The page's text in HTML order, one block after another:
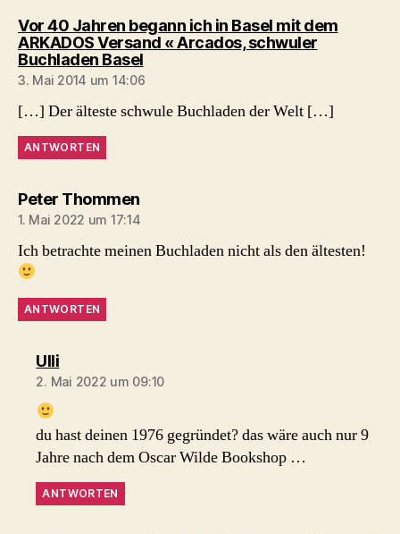
Vor 40 Jahren begann ich in Basel mit dem
ARKADOS Versand « Arcados, schwuler
Buchladen Baselsagt:
3. Mai 2014 um 14:06
[…] Der älteste schwule Buchladen der Welt […]
ANTWORTEN
Peter Thommensagt:
1. Mai 2022 um 17:14
Ich betrachte meinen Buchladen nicht als den ältesten!
ANTWORTEN
Ullisagt:
2. Mai 2022 um 09:10
du hast deinen 1976 gegründet? das wäre auch nur 9
Jahre nach dem Oscar Wilde Bookshop …
ANTWORTEN